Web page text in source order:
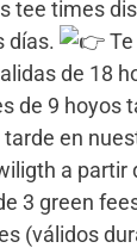
tee times
días.
de 18
de 9 hoyos
en
a partir
3 green
(válidos